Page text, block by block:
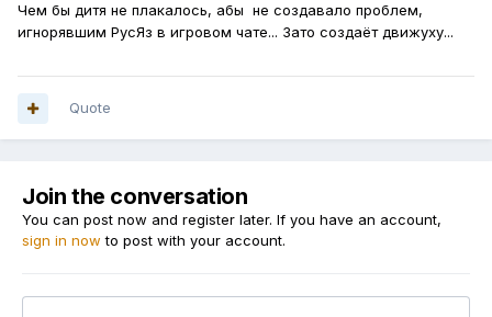
Чем бы дитя не плакалось, абы не создавало проблем,
игнорявшим РусЯз в игровом чате... Зато создаёт движуху...
Quote
Join the conversation
You can post now and register later. If you have an account,
sign in now to post with your account.